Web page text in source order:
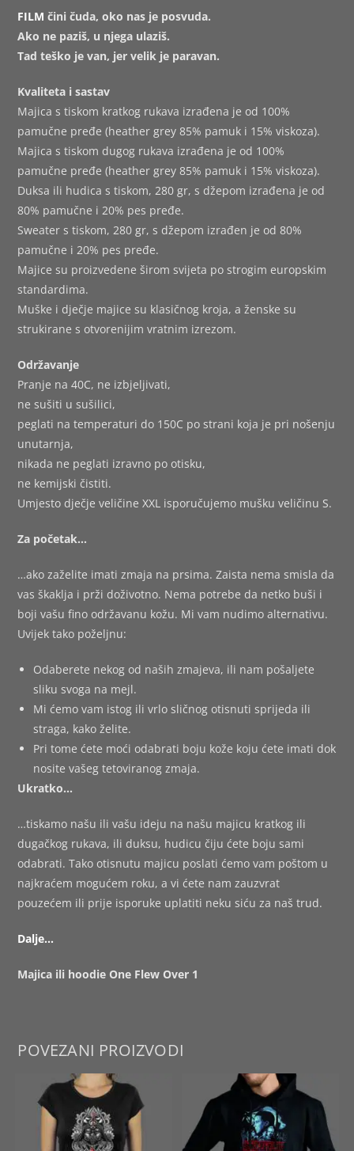
FILM čini čuda, oko nas je posvuda.
Ako ne paziš, u njega ulaziš.
Tad teško je van, jer velik je paravan.
Kvaliteta i sastav
Majica s tiskom kratkog rukava izrađena je od 100%
pamučne pređe (heather grey 85% pamuk i 15% viskoza).
Majica s tiskom dugog rukava izrađena je od 100%
pamučne pređe (heather grey 85% pamuk i 15% viskoza).
Duksa ili hudica s tiskom, 280 gr, s džepom izrađena je od
80% pamučne i 20% pes pređe.
Sweater s tiskom, 280 gr, s džepom izrađen je od 80%
pamučne i 20% pes pređe.
Majice su proizvedene širom svijeta po strogim europskim
standardima.
Muške i dječje majice su klasičnog kroja, a ženske su
strukirane s otvorenijim vratnim izrezom.
Održavanje
Pranje na 40C, ne izbjeljivati,
ne sušiti u sušilici,
peglati na temperaturi do 150C po strani koja je pri nošenju
unutarnja,
nikada ne peglati izravno po otisku,
ne kemijski čistiti.
Umjesto dječje veličine XXL isporučujemo mušku veličinu S.
Za početak…
…ako zaželite imati zmaja na prsima. Zaista nema smisla da
vas škaklja i prži doživotno. Nema potrebe da netko buši i
boji vašu fino održavanu kožu. Mi vam nudimo alternativu.
Uvijek tako poželjnu:
Odaberete nekog od naših zmajeva, ili nam pošaljete
sliku svoga na mejl.
Mi ćemo vam istog ili vrlo sličnog otisnuti sprijeda ili
straga, kako želite.
Pri tome ćete moći odabrati boju kože koju ćete imati dok
nosite vašeg tetoviranog zmaja.
Ukratko…
…tiskamo našu ili vašu ideju na našu majicu kratkog ili
dugačkog rukava, ili duksu, hudicu čiju ćete boju sami
odabrati. Tako otisnutu majicu poslati ćemo vam poštom u
najkraćem mogućem roku, a vi ćete nam zauzvrat
pouzećem ili prije isporuke uplatiti neku siću za naš trud.
Dalje…
Majica ili hoodie One Flew Over 1
POVEZANI PROIZVODI